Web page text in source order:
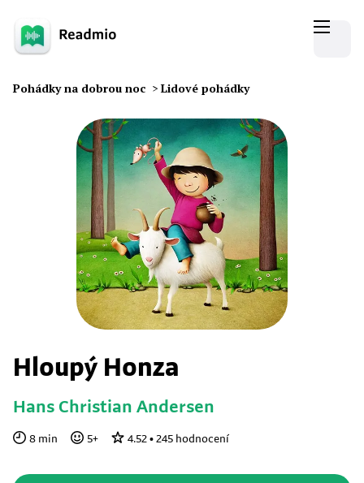
Pohádky na dobrou noc > Lidové pohádky
Hloupý Honza
Hans Christian Andersen
8 min 5+ 4.52 • 245 hodnocení